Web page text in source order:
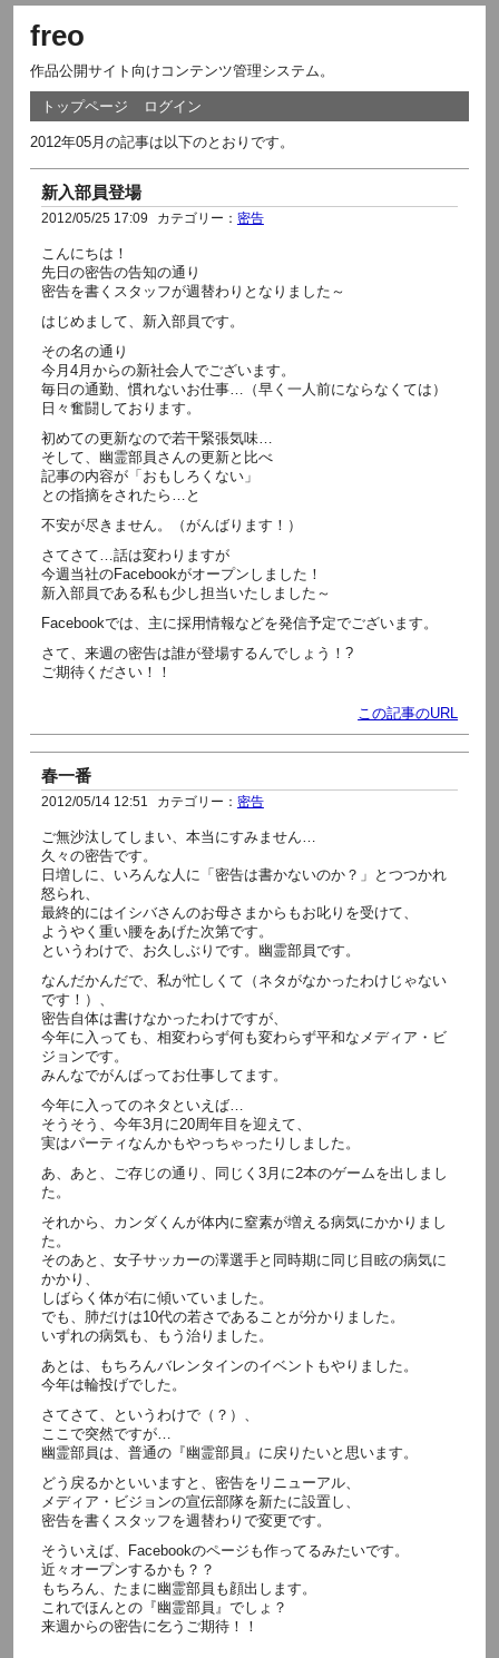
freo
作品公開サイト向けコンテンツ管理システム。
トップページ ログイン
2012年05月の記事は以下のとおりです。
新入部員登場
2012/05/25 17:09 カテゴリー： 密告
こんにちは！
先日の密告の告知の通り
密告を書くスタッフが週替わりとなりました～
はじめまして、新入部員です。
その名の通り
今月4月からの新社会人でございます。
毎日の通勤、慣れないお仕事…（早く一人前にならなくては）
日々奮闘しております。
初めての更新なので若干緊張気味…
そして、幽霊部員さんの更新と比べ
記事の内容が「おもしろくない」
との指摘をされたら…と
不安が尽きません。（がんばります！）
さてさて…話は変わりますが
今週当社のFacebookがオープンしました！
新入部員である私も少し担当いたしました～
Facebookでは、主に採用情報などを発信予定でございます。
さて、来週の密告は誰が登場するんでしょう！?
ご期待ください！！
この記事のURL
春一番
2012/05/14 12:51 カテゴリー： 密告
ご無沙汰してしまい、本当にすみません…
久々の密告です。
日増しに、いろんな人に「密告は書かないのか？」とつつかれ
怒られ、
最終的にはイシバさんのお母さまからもお叱りを受けて、
ようやく重い腰をあげた次第です。
というわけで、お久しぶりです。幽霊部員です。
なんだかんだで、私が忙しくて（ネタがなかったわけじゃない
です！）、
密告自体は書けなかったわけですが、
今年に入っても、相変わらず何も変わらず平和なメディア・ビ
ジョンです。
みんなでがんばってお仕事してます。
今年に入ってのネタといえば…
そうそう、今年3月に20周年目を迎えて、
実はパーティなんかもやっちゃったりしました。
あ、あと、ご存じの通り、同じく3月に2本のゲームを出しまし
た。
それから、カンダくんが体内に窒素が増える病気にかかりまし
た。
そのあと、女子サッカーの澤選手と同時期に同じ目眩の病気に
かかり、
しばらく体が右に傾いていました。
でも、肺だけは10代の若さであることが分かりました。
いずれの病気も、もう治りました。
あとは、もちろんバレンタインのイベントもやりました。
今年は輪投げでした。
さてさて、というわけで（？）、
ここで突然ですが…
幽霊部員は、普通の『幽霊部員』に戻りたいと思います。
どう戻るかといいますと、密告をリニューアル、
メディア・ビジョンの宣伝部隊を新たに設置し、
密告を書くスタッフを週替わりで変更です。
そういえば、Facebookのページも作ってるみたいです。
近々オープンするかも？？
もちろん、たまに幽霊部員も顔出します。
これでほんとの『幽霊部員』でしょ？
来週からの密告に乞うご期待！！